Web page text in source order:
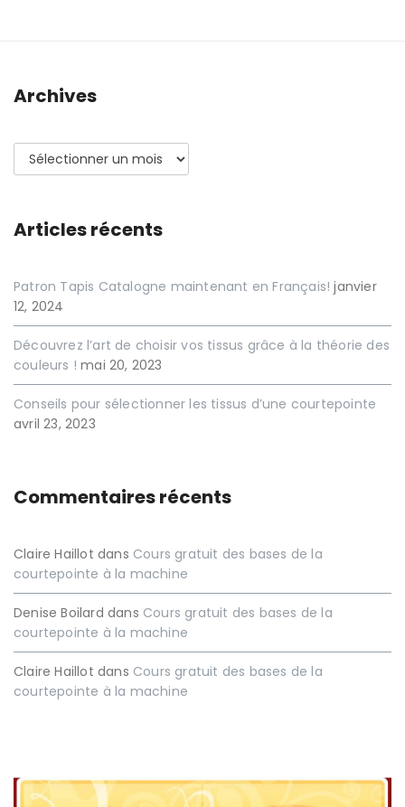
Archives
Archives
Articles récents
Patron Tapis Catalogne maintenant en Français! janvier
12, 2024
Découvrez l’art de choisir vos tissus grâce à la théorie des
couleurs ! mai 20, 2023
Conseils pour sélectionner les tissus d’une courtepointe
avril 23, 2023
Commentaires récents
Claire Haillot dans Cours gratuit des bases de la
courtepointe à la machine
Denise Boilard dans Cours gratuit des bases de la
courtepointe à la machine
Claire Haillot dans Cours gratuit des bases de la
courtepointe à la machine